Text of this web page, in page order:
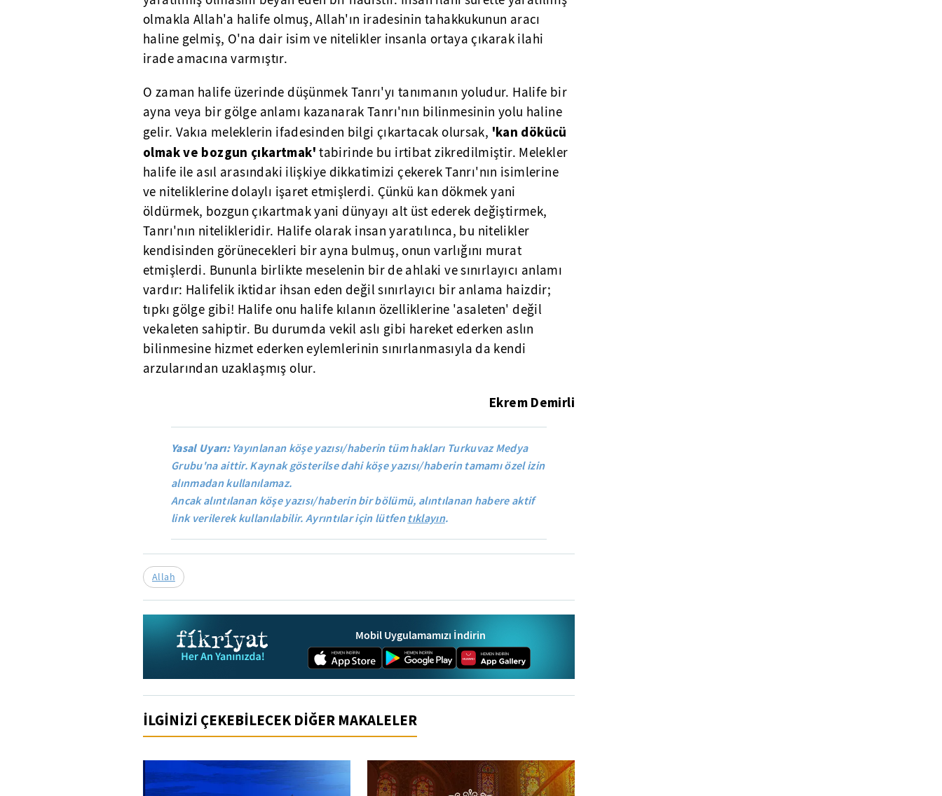
olmakla Allah'a halife olmuş, Allah'ın iradesinin tahakkukunun aracı
haline gelmiş, O'na dair isim ve nitelikler insanla ortaya çıkarak ilahi
irade amacına varmıştır.
O zaman halife üzerinde düşünmek Tanrı'yı tanımanın yoludur. Halife bir
ayna veya bir gölge anlamı kazanarak Tanrı'nın bilinmesinin yolu haline
gelir. Vakıa meleklerin ifadesinden bilgi çıkartacak olursak, 'kan dökücü
olmak ve bozgun çıkartmak'tabirinde bu irtibat zikredilmiştir. Melekler
halife ile asıl arasındaki ilişkiye dikkatimizi çekerek Tanrı'nın isimlerine
ve niteliklerine dolaylı işaret etmişlerdi. Çünkü kan dökmek yani
öldürmek, bozgun çıkartmak yani dünyayı alt üst ederek değiştirmek,
Tanrı'nın nitelikleridir. Halife olarak insan yaratılınca, bu nitelikler
kendisinden görünecekleri bir ayna bulmuş, onun varlığını murat
etmişlerdi. Bununla birlikte meselenin bir de ahlaki ve sınırlayıcı anlamı
vardır: Halifelik iktidar ihsan eden değil sınırlayıcı bir anlama haizdir;
tıpkı gölge gibi! Halife onu halife kılanın özelliklerine 'asaleten' değil
vekaleten sahiptir. Bu durumda vekil aslı gibi hareket ederken aslın
bilinmesine hizmet ederken eylemlerinin sınırlanmasıyla da kendi
arzularından uzaklaşmış olur.
Ekrem Demirli
Yasal Uyarı:Yayınlanan köşe yazısı/haberin tüm hakları Turkuvaz Medya
Grubu'na aittir. Kaynak gösterilse dahi köşe yazısı/haberin tamamı özel izin
alınmadan kullanılamaz.
Ancak alıntılanan köşe yazısı/haberin bir bölümü, alıntılanan habere aktif
link verilerek kullanılabilir. Ayrıntılar için lütfentıklayın.
Allah
Mobil Uygulamamızı İndirin
İLGİNİZİ ÇEKEBİLECEK DİĞER MAKALELER